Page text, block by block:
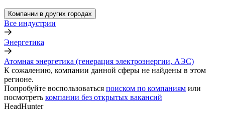
Компании в других городах
Все индустрии
Энергетика
Атомная энергетика (генерация электроэнергии, АЭС)
К сожалению, компании данной сферы не найдены в этом
регионе.
Попробуйте воспользоваться поиском по компаниям или
посмотреть компании без открытых вакансий
HeadHunter